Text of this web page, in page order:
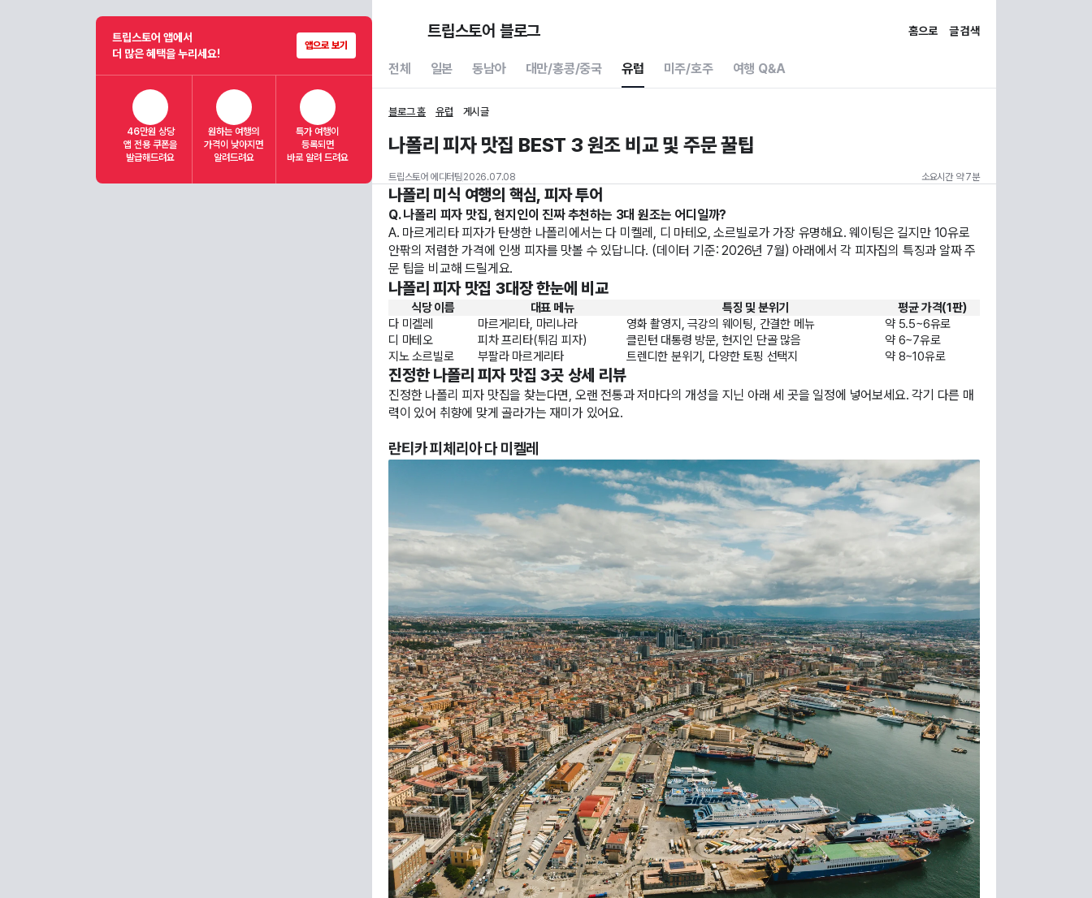
트립스토어 앱에서
더 많은 혜택을 누리세요!
앱으로 보기
46만원 상당
앱 전용 쿠폰을
발급해드려요
원하는 여행의
가격이 낮아지면
알려드려요
특가 여행이
등록되면
바로 알려 드려요
트립스토어 블로그 홈으로 글 검색
전체 일본 동남아 대만/홍콩/중국 유럽 미주/호주 여행 Q&A
블로그 홈 유럽 게시글
나폴리 피자 맛집 BEST 3 원조 비교 및 주문 꿀팁
트립스토어 에디터팀 2026.07.08 소요시간 약 7분
나폴리 미식 여행의 핵심, 피자 투어
Q. 나폴리 피자 맛집, 현지인이 진짜 추천하는 3대 원조는 어디일까?
A. 마르게리타 피자가 탄생한 나폴리에서는 다 미켈레, 디 마테오, 소르빌로가 가장 유명해요. 웨이팅은 길지만 10유로
안팎의 저렴한 가격에 인생 피자를 맛볼 수 있답니다. (데이터 기준: 2026년 7월) 아래에서 각 피자집의 특징과 알짜 주
문 팁을 비교해 드릴게요.
나폴리 피자 맛집 3대장 한눈에 비교
식당 이름 대표 메뉴 특징 및 분위기
평균 가격(1판)
다 미켈레
마르게리타, 마리나라 영화 촬영지, 극강의 웨이팅, 간결한 메뉴
약 5.5~6유로
디 마테오
피차 프리타(튀김 피자) 클린턴 대통령 방문, 현지인 단골 많음
약 6~7유로
지노 소르빌로
부팔라 마르게리타 트렌디한 분위기, 다양한 토핑 선택지 약 8~10유로
진정한 나폴리 피자 맛집 3곳 상세 리뷰
진정한 나폴리 피자 맛집을 찾는다면, 오랜 전통과 저마다의 개성을 지닌 아래 세 곳을 일정에 넣어보세요. 각기 다른 매
력이 있어 취향에 맞게 골라가는 재미가 있어요.
란티카 피체리아 다 미켈레